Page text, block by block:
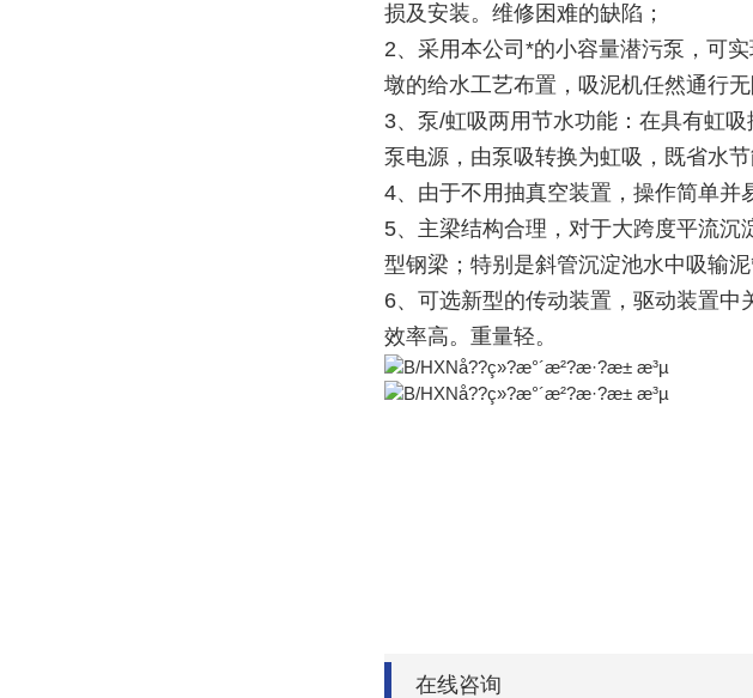
损及安装。维修困难的缺陷；
2、采用本公司*的小容量潜污泵，可
墩的给水工艺布置，吸泥机任然通行
3、泵/虹吸两用节水功能：在具有虹
泵电源，由泵吸转换为虹吸，既省水
4、由于不用抽真空装置，操作简单并
5、主梁结构合理，对于大跨度平流沉
型钢梁；特别是斜管沉淀池水中吸输
6、可选新型的传动装置，驱动装置中
效率高。重量轻。
在线咨询